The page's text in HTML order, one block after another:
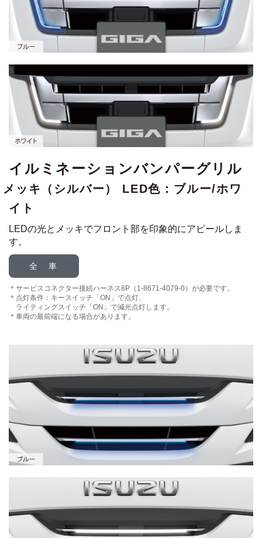
イルミネーションバンパーグリル
メッキ（シルバー） LED色：ブルー/ホワ
イト
LEDの光とメッキでフロント部を印象的にアピールしま
す。
全 車
サービスコネクター接続ハーネス8P（1-8671-4079-0）が必要です。
点灯条件：キースイッチ「ON」で点灯、
ライティングスイッチ「ON」で減光点灯します。
車両の最前端になる場合があります。